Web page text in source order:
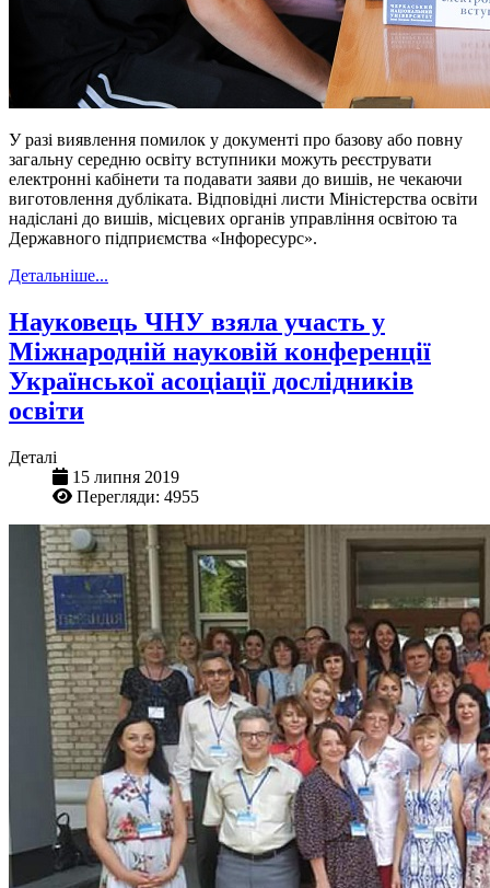
У разі виявлення помилок у документі про базову або повну
загальну середню освіту вступники можуть реєструвати
електронні кабінети та подавати заяви до вишів, не чекаючи
виготовлення дубліката. Відповідні листи Міністерства освіти
надіслані до вишів, місцевих органів управління освітою та
Державного підприємства «Інфоресурс».
Детальніше...
Науковець ЧНУ взяла участь у
Міжнародній науковій конференції
Української асоціації дослідників
освіти
Деталі
15 липня 2019
Перегляди: 4955